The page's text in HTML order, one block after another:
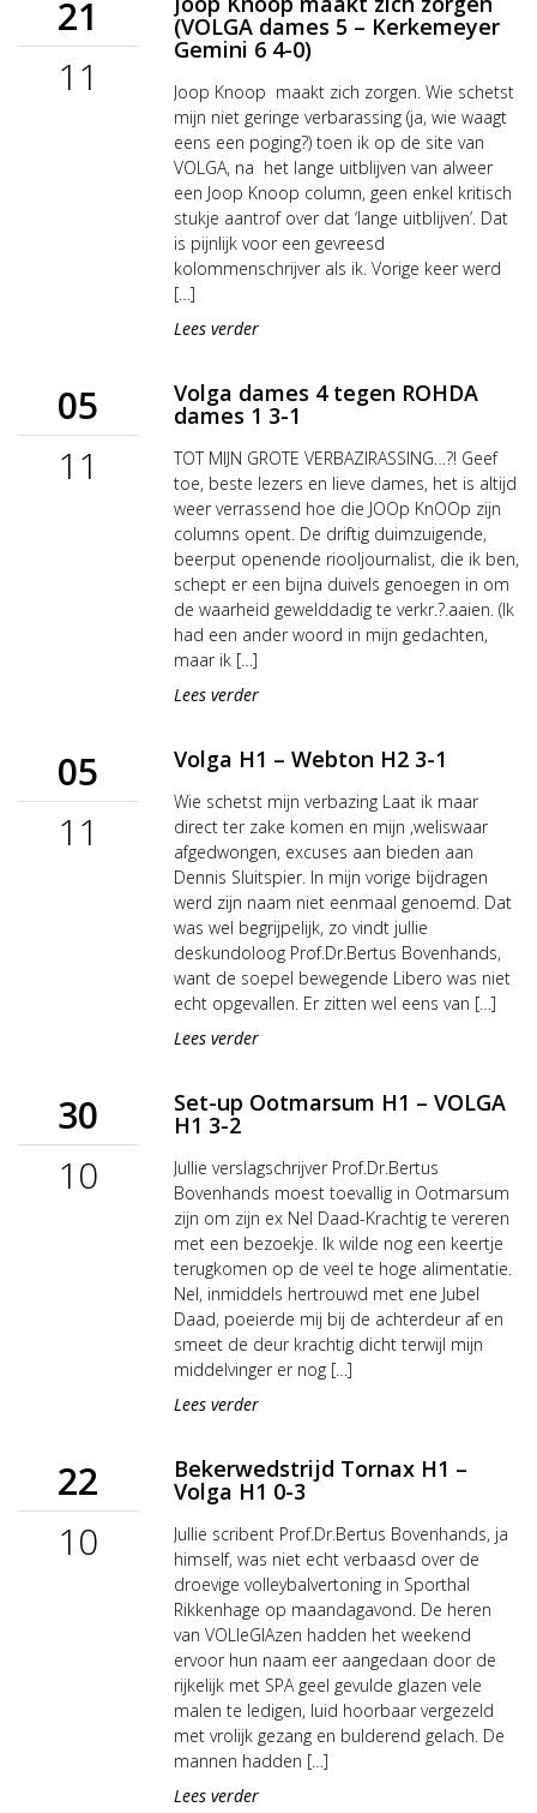
21
11
(VOLGA dames 5 – Kerkemeyer
Gemini 6 4-0)
Joop Knoop maakt zich zorgen. Wie schetst
mijn niet geringe verbarassing (ja, wie waagt
eens een poging?) toen ik op de site van
VOLGA, na het lange uitblijven van alweer
een Joop Knoop column, geen enkel kritisch
stukje aantrof over dat ‘lange uitblijven’. Dat
is pijnlijk voor een gevreesd
kolommenschrijver als ik. Vorige keer werd
[…]
Lees verder
05
11
Volga dames 4 tegen ROHDA
dames 1 3-1
TOT MIJN GROTE VERBAZIRASSING…?! Geef
toe, beste lezers en lieve dames, het is altijd
weer verrassend hoe die JOOp KnOOp zijn
columns opent. De driftig duimzuigende,
beerput openende riooljournalist, die ik ben,
schept er een bijna duivels genoegen in om
de waarheid gewelddadig te verkr.?.aaien. (Ik
had een ander woord in mijn gedachten,
maar ik […]
Lees verder
05
11
Volga H1 – Webton H2 3-1
Wie schetst mijn verbazing Laat ik maar
direct ter zake komen en mijn ,weliswaar
afgedwongen, excuses aan bieden aan
Dennis Sluitspier. In mijn vorige bijdragen
werd zijn naam niet eenmaal genoemd. Dat
was wel begrijpelijk, zo vindt jullie
deskundoloog Prof.Dr.Bertus Bovenhands,
want de soepel bewegende Libero was niet
echt opgevallen. Er zitten wel eens van […]
Lees verder
30
10
Set-up Ootmarsum H1 – VOLGA
H1 3-2
Jullie verslagschrijver Prof.Dr.Bertus
Bovenhands moest toevallig in Ootmarsum
zijn om zijn ex Nel Daad-Krachtig te vereren
met een bezoekje. Ik wilde nog een keertje
terugkomen op de veel te hoge alimentatie.
Nel, inmiddels hertrouwd met ene Jubel
Daad, poeierde mij bij de achterdeur af en
smeet de deur krachtig dicht terwijl mijn
middelvinger er nog […]
Lees verder
22
10
Bekerwedstrijd Tornax H1 –
Volga H1 0-3
Jullie scribent Prof.Dr.Bertus Bovenhands, ja
himself, was niet echt verbaasd over de
droevige volleybalvertoning in Sporthal
Rikkenhage op maandagavond. De heren
van VOLleGlAzen hadden het weekend
ervoor hun naam eer aangedaan door de
rijkelijk met SPA geel gevulde glazen vele
malen te ledigen, luid hoorbaar vergezeld
met vrolijk gezang en bulderend gelach. De
mannen hadden […]
Lees verder